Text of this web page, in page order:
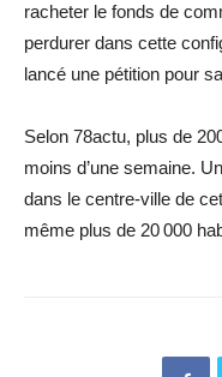
racheter le fonds de
perdurer dans cette
lancé une pétition pour
Selon 78actu, plus de
moins d’une semaine.
dans le centre-ville de
même plus de 20 000